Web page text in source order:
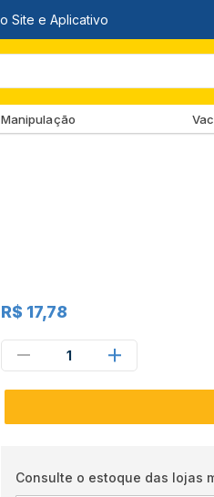
Manipulação
R$ 17,78
1
Consulte o estoque das lojas